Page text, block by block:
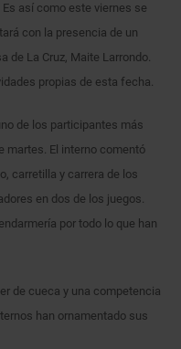
así como este viernes se
con la presencia de un
de La Cruz, Maite Larrondo.
propias de esta fecha.
de los participantes más
martes. El interno comentó
carretilla y carrera de los
en dos de los juegos.
por todo lo que han
de cueca y una competencia
han ornamentado sus